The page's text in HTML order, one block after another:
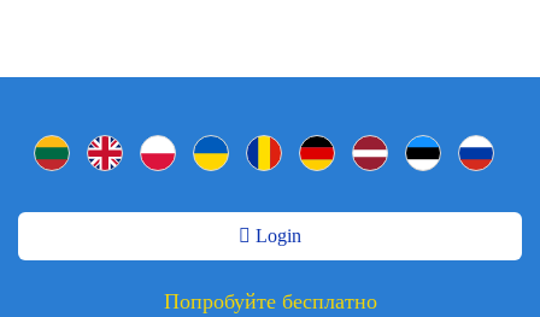
Login
Попробуйте бесплатно